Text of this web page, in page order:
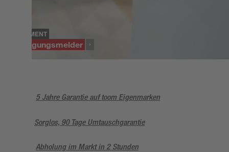
SORTIMENT
Bewegungsmelder
5 Jahre Garantie auf toom Eigenmarken
Sorglos, 90 Tage Umtauschgarantie
Abholung im Markt in 2 Stunden